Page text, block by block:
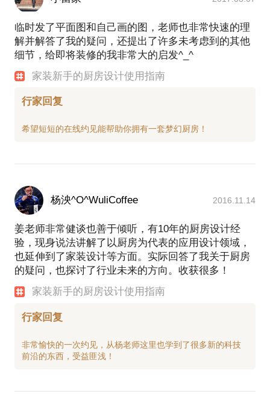
临时发了平面图和自己画的图，老师也非常快速的理
解并解答了我的疑问，还提出了许多未考虑到的其他
细节，给即将装修的我非常大的启发^_^
家装新手的厨房设计使用指南
行家回复
杨泱^O^WuliCoffee 2016.11.14
姜老师非常健谈也善于倾听，有10年的厨房设计经
验，现身说法讲解了以厨房为代表的应用设计领域，
也延伸到了家装设计等方面。实际回答了我关于厨房
的疑问，也探讨了行业未来的方向。收获很多！
家装新手的厨房设计使用指南
行家回复
非常愉快的一次约见，从杨老师这里也学到了很多新的科技